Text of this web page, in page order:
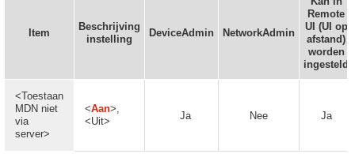
Item
Beschrijving
instelling
DeviceAdmin NetworkAdmin
Remote
UI (UI op
afstand)
worden
ingesteld
<Toestaan
MDN niet
via
server>
<Aan>,
<Uit>
Ja Nee Ja